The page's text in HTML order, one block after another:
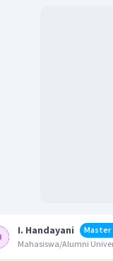
I. Handayani
Master
Mahasiswa/Alumni